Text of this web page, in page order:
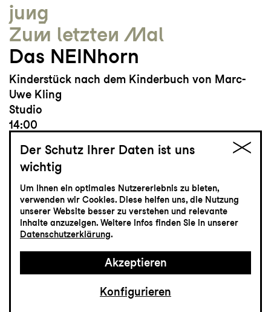
jung
Zum letzten Mal
Das NEINhorn
Kinderstück nach dem Kinderbuch von Marc-
Uwe Kling
Studio
14:00
Tickets
CHF 15
Tanz
Mittwoch
Der Schutz Ihrer Daten ist uns
wichtig
Um Ihnen ein optimales Nutzererlebnis zu bieten,
verwenden wir Cookies. Diese helfen uns, die Nutzung
unserer Website besser zu verstehen und relevante
Inhalte anzuzeigen. Weitere Infos finden Sie in unserer
Datenschutzerklärung.
Akzeptieren
Konfigurieren